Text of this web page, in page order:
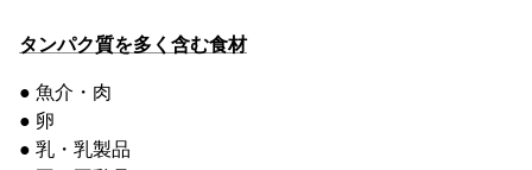
タンパク質を多く含む食材
● 魚介・肉
● 卵
● 乳・乳製品